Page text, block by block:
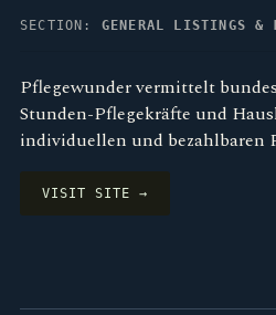
SECTION: GENERAL LISTINGS &
Pflegewunder vermittelt
Stunden-Pflegekräfte und
individuellen und bezahlbaren
VISIT SITE →